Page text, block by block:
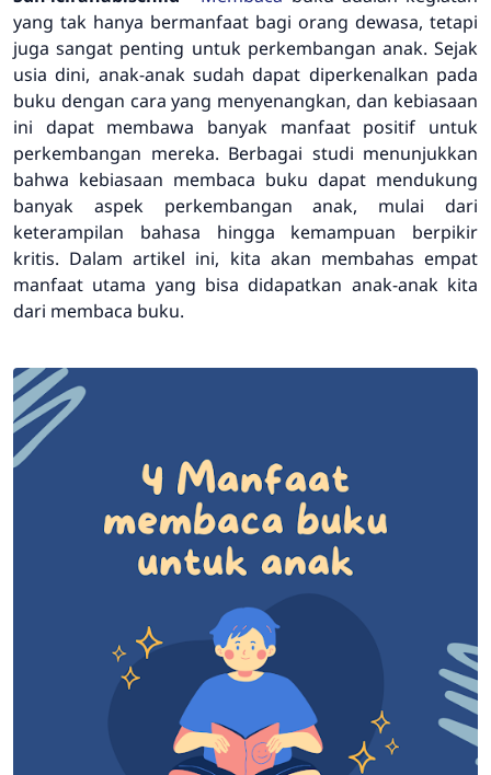
yang tak hanya bermanfaat bagi orang dewasa, tetapi
juga sangat penting untuk perkembangan anak. Sejak
usia dini, anak-anak sudah dapat diperkenalkan pada
buku dengan cara yang menyenangkan, dan kebiasaan
ini dapat membawa banyak manfaat positif untuk
perkembangan mereka. Berbagai studi menunjukkan
bahwa kebiasaan membaca buku dapat mendukung
banyak aspek perkembangan anak, mulai dari
keterampilan bahasa hingga kemampuan berpikir
kritis. Dalam artikel ini, kita akan membahas empat
manfaat utama yang bisa didapatkan anak-anak kita
dari membaca buku.